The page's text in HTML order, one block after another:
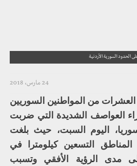
الحدود السورية الأردنية
24 مارس، 2018
من المواطنين السوريين
العواصف الشديدة التي ضربت
اليوم السبت، حيث بلغت
التسعين كيلومترا في
مدى الرؤية الأفقي وتسبب